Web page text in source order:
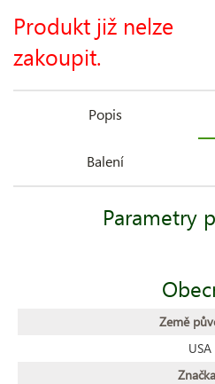
Produkt již nelze
zakoupit.
Popis
Balení
Parametry
Země
USA